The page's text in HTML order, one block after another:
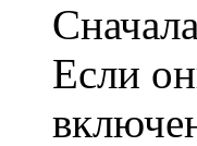
Если